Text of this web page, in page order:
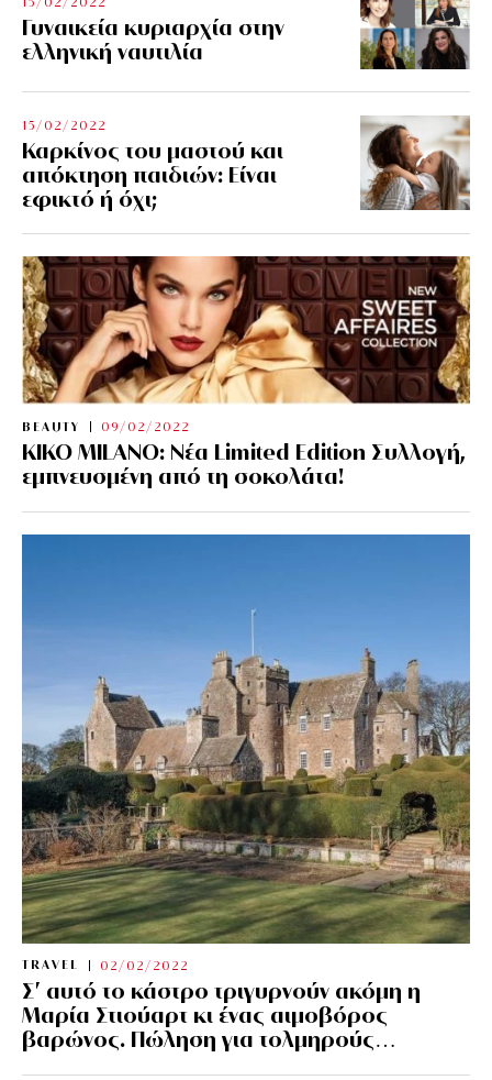
Γυναικεία κυριαρχία στην
ελληνική ναυτιλία
15/02/2022
Καρκίνος του μαστού και
απόκτηση παιδιών: Είναι
εφικτό ή όχι;
BEAUTY 09/02/2022
KIKO MILANO: Νέα Limited Edition Συλλογή,
εμπνευσμένη από τη σοκολάτα!
TRAVEL 02/02/2022
Σ’ αυτό το κάστρο τριγυρνούν ακόμη η
Μαρία Στιούαρτ κι ένας αιμοβόρος
βαρώνος. Πώληση για τολμηρούς…